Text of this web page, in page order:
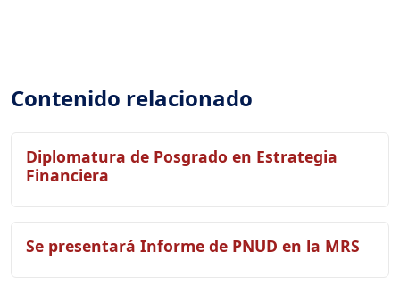
Contenido relacionado
Diplomatura de Posgrado en Estrategia
Financiera
Se presentará Informe de PNUD en la MRS